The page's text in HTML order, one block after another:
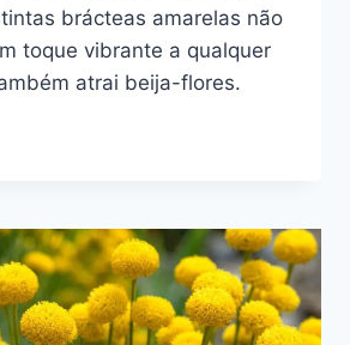
brácteas amarelas não
toque vibrante a qualquer
atrai beija-flores.